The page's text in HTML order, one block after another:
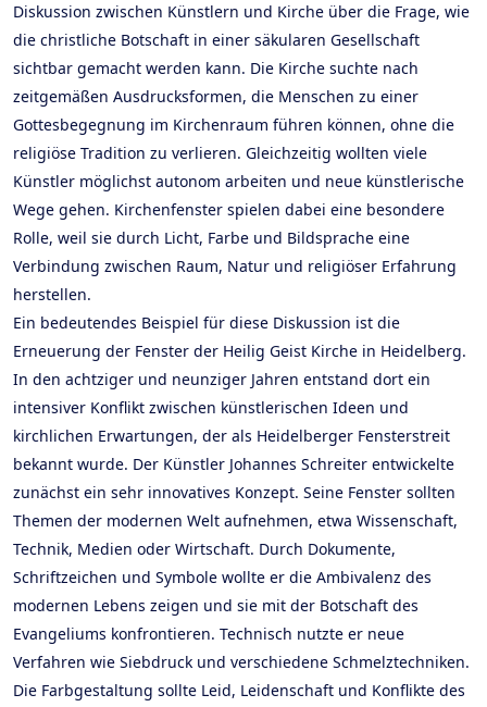
Diskussion zwischen Künstlern und Kirche über die Frage, wie
die christliche Botschaft in einer säkularen Gesellschaft
sichtbar gemacht werden kann. Die Kirche suchte nach
zeitgemäßen Ausdrucksformen, die Menschen zu einer
Gottesbegegnung im Kirchenraum führen können, ohne die
religiöse Tradition zu verlieren. Gleichzeitig wollten viele
Künstler möglichst autonom arbeiten und neue künstlerische
Wege gehen. Kirchenfenster spielen dabei eine besondere
Rolle, weil sie durch Licht, Farbe und Bildsprache eine
Verbindung zwischen Raum, Natur und religiöser Erfahrung
herstellen.
Ein bedeutendes Beispiel für diese Diskussion ist die
Erneuerung der Fenster der Heilig Geist Kirche in Heidelberg.
In den achtziger und neunziger Jahren entstand dort ein
intensiver Konflikt zwischen künstlerischen Ideen und
kirchlichen Erwartungen, der als Heidelberger Fensterstreit
bekannt wurde. Der Künstler Johannes Schreiter entwickelte
zunächst ein sehr innovatives Konzept. Seine Fenster sollten
Themen der modernen Welt aufnehmen, etwa Wissenschaft,
Technik, Medien oder Wirtschaft. Durch Dokumente,
Schriftzeichen und Symbole wollte er die Ambivalenz des
modernen Lebens zeigen und sie mit der Botschaft des
Evangeliums konfrontieren. Technisch nutzte er neue
Verfahren wie Siebdruck und verschiedene Schmelztechniken.
Die Farbgestaltung sollte Leid, Leidenschaft und Konflikte des